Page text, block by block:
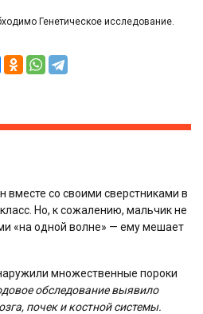
Генетическое исследование.
вместе со своими сверстниками в
Но, к сожалению, мальчик не
«на одной волне» — ему мешает
множественные пороки
обследование выявило
почек и костной системы.